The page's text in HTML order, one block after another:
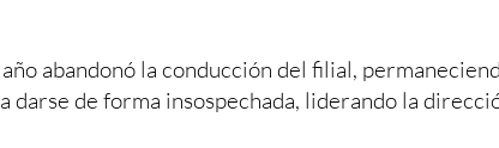
abandonó la conducción del filial,
darse de forma insospechada, liderando la